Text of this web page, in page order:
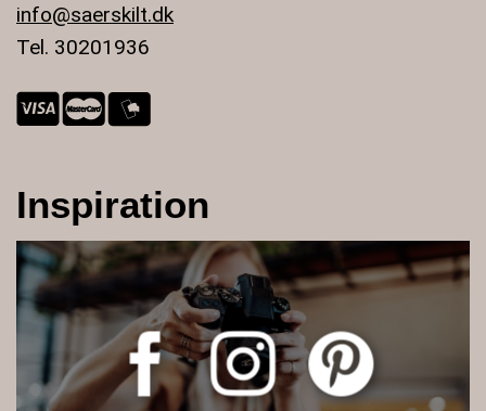
info@saerskilt.dk
Tel. 30201936
Inspiration